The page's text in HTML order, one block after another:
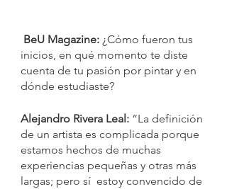
BeU Magazine: ¿Cómo fueron tus
inicios, en qué momento te diste
cuenta de tu pasión por pintar y en
dónde estudiaste?
Alejandro Rivera Leal: “La definición
de un artista es complicada porque
estamos hechos de muchas
experiencias pequeñas y otras más
largas; pero sí  estoy convencido de